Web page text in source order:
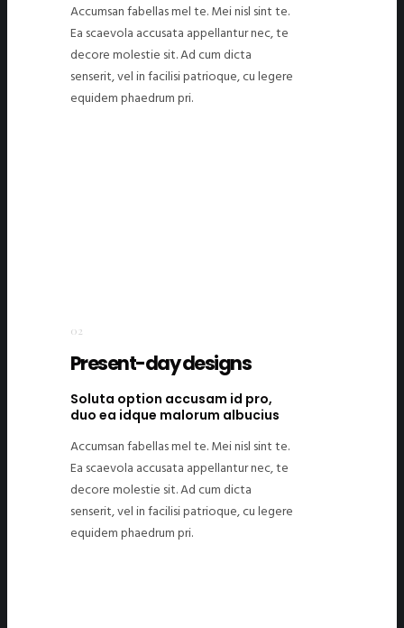
Accumsan fabellas mel te. Mei nisl sint te.
Ea scaevola accusata appellantur nec, te
decore molestie sit. Ad cum dicta
senserit, vel in facilisi patrioque, cu legere
equidem phaedrum pri.
02
Present-day designs
Soluta option accusam id pro,
duo ea idque malorum albucius
Accumsan fabellas mel te. Mei nisl sint te.
Ea scaevola accusata appellantur nec, te
decore molestie sit. Ad cum dicta
senserit, vel in facilisi patrioque, cu legere
equidem phaedrum pri.